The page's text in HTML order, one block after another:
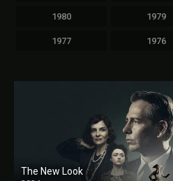
1980 1979
1977 1976
The New Look